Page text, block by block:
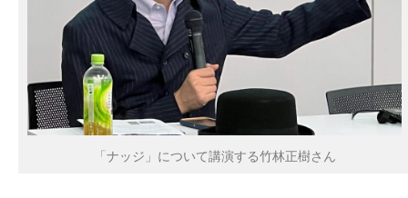
「ナッジ」について講演する竹林正樹さん